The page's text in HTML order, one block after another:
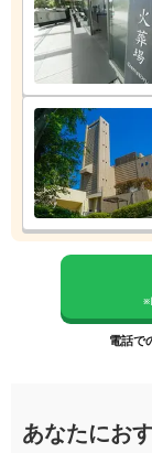
※
電話で
あなたにお